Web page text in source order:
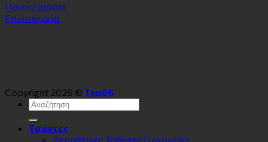
Ποιοι είμαστε
Επικοινωνία
Copyright 2026 © Ten06
Αναζήτηση
για:
Τσάντες
Δερμάτινες Τσάντες Γυναικείες